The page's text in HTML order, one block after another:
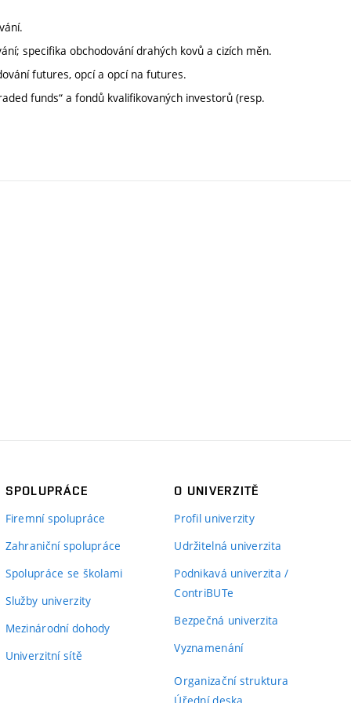
specifika obchodování drahých kovů a cizích měn.
futures, opcí a opcí na futures.
funds“ a fondů kvalifikovaných investorů (resp.
SPOLUPRÁCE
Firemní spolupráce
Zahraniční spolupráce
Spolupráce se školami
Služby univerzity
Mezinárodní dohody
Univerzitní sítě
O UNIVERZITĚ
Profil univerzity
Udržitelná univerzita
Podnikavá univerzita /
ContriBUTe
Bezpečná univerzita
Vyznamenání
Organizační struktura